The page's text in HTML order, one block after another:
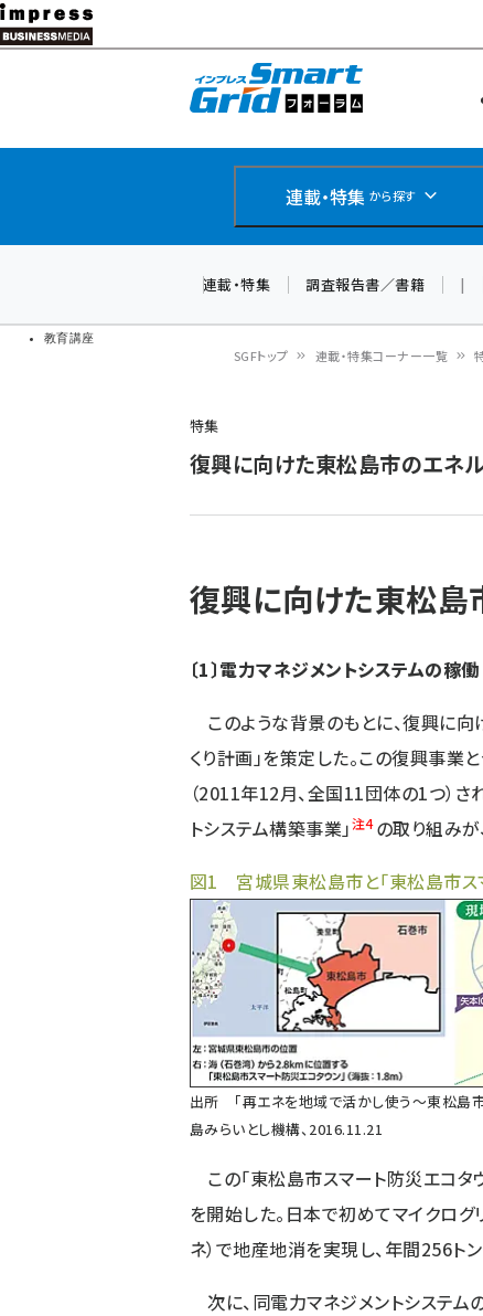
メ
イ
教育講座
スマート
連載・特集 から探す
連載・特集 調査報告書／書籍 |
ン
く
ず
SGFトップ 連載・特集コーナー一覧
特集
復興に向けた東松島市のエネ
復興に向けた東松島
〔1〕電力マネジメントシステムの稼働
このような背景のもとに、復興に
くり計画」を策定した。この復興事業
（2011年12月、全国11団体の1つ）
トシステム構築事業」注4の取り組みが
図1 宮城県東松島市と「東松島市ス
出所 「再エネを地域で活かし使う〜東松島
島みらいとし機構、2016.11.21
この「東松島市スマート防災エコ
を開始した。日本で初めてマイクログ
ネ）で地産地消を実現し、年間256ト
次に、同電力マネジメントシステム